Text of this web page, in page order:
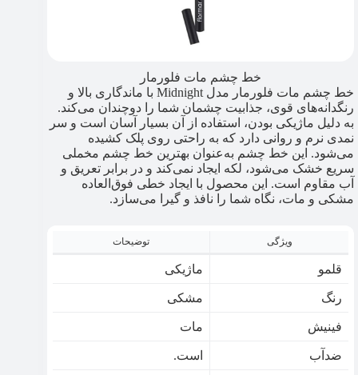
خط چشم مات فلورمار
خط چشم مات فلورمار مدل Midnight با ماندگاری بالا و
رنگدانه‌های قوی، جذابیت چشمان شما را دوچندان می‌کند.
به دلیل ماژیکی بودن، استفاده از آن بسیار آسان است و سر
نمدی نرم و روانی دارد که به راحتی روی پلک کشیده
می‌شود. این خط چشم به‌عنوان بهترین خط چشم مخملی
سریع خشک می‌شود، لکه ایجاد نمی‌کند و در برابر تعریق و
آب مقاوم است. این محصول با ایجاد خطی فوق‌العاده
مشکی و مات، نگاه شما را نافذ و گیرا می‌سازد.
ویژگی توضیحات
قلمو ماژیکی
رنگ مشکی
فینیش مات
ضدآب است.